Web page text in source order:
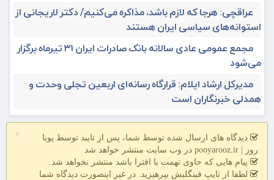
عراقچی: هرجا که لازم باشد، مذاکره می‌کنیم/ دکتر لاریجانی از
استوانه‌های سیاسی ایران هستند
مجمع عمومی عادی سالانه بانک صادرات ایران ۳۱ تیرماه برگزار
می‌شود
مدیرکل ارشاد ایلام: قرارگاه رسانه‌ای اربعین تجلی وحدت و
همدلی خبرنگاران است
×
دیدگاه های ارسال شده توسط شما، پس از تایید توسط پویا
روز | pooyarooz.ir در وب سایت منتشر خواهد شد
پیام هایی که حاوی تهمت یا افترا باشد منتشر نخواهد شد.
لطفا از تایپ فینگلیش بپرهیزید. در غیر اینصورت دیدگاه شما